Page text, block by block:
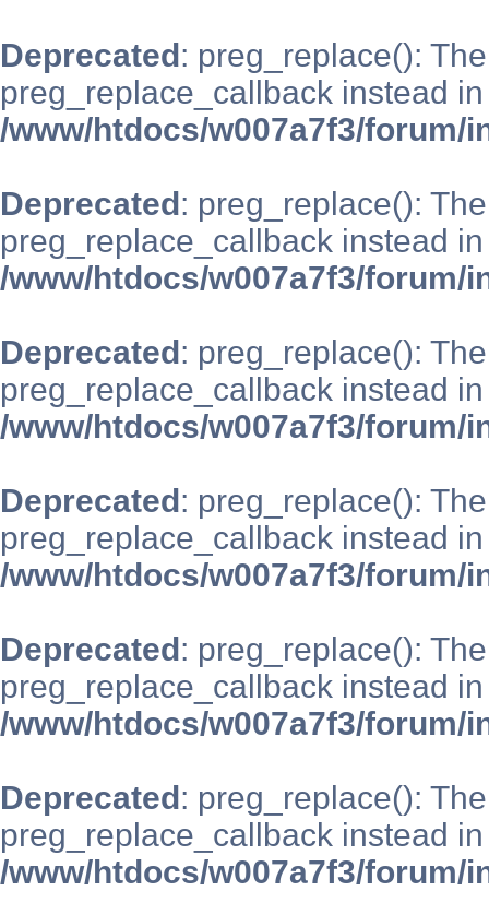
Deprecated: preg_replace():
preg_replace_callback instead in
/www/htdocs/w007a7f3/forum/
Deprecated: preg_replace():
preg_replace_callback instead in
/www/htdocs/w007a7f3/forum/
Deprecated: preg_replace():
preg_replace_callback instead in
/www/htdocs/w007a7f3/forum/
Deprecated: preg_replace():
preg_replace_callback instead in
/www/htdocs/w007a7f3/forum/
Deprecated: preg_replace():
preg_replace_callback instead in
/www/htdocs/w007a7f3/forum/
Deprecated: preg_replace():
preg_replace_callback instead in
/www/htdocs/w007a7f3/forum/